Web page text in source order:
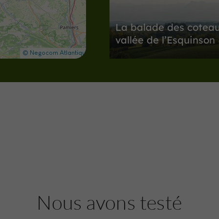
La balade des
vallée de l’Esquinson
Nous avons testé